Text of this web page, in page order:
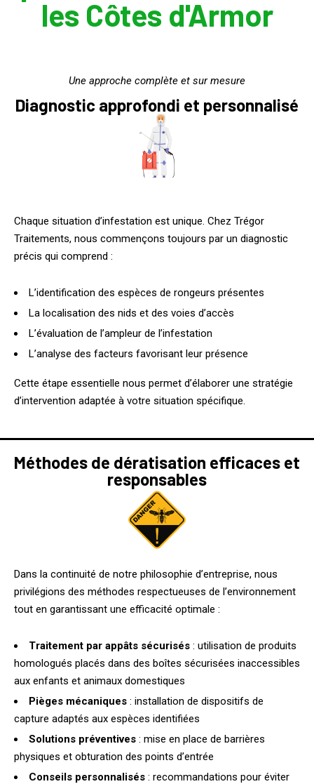
les Côtes d'Armor
Une approche complète et sur mesure
Diagnostic approfondi et personnalisé
Chaque situation d’infestation est unique. Chez Trégor
Traitements, nous commençons toujours par un diagnostic
précis qui comprend :
L’identification des espèces de rongeurs présentes
La localisation des nids et des voies d’accès
L’évaluation de l’ampleur de l’infestation
L’analyse des facteurs favorisant leur présence
Cette étape essentielle nous permet d’élaborer une stratégie
d’intervention adaptée à votre situation spécifique.
Méthodes de dératisation efficaces et
responsables
Dans la continuité de notre philosophie d’entreprise, nous
privilégions des méthodes respectueuses de l’environnement
tout en garantissant une efficacité optimale :
Traitement par appâts sécurisés : utilisation de produits
homologués placés dans des boîtes sécurisées inaccessibles
aux enfants et animaux domestiques
Pièges mécaniques : installation de dispositifs de
capture adaptés aux espèces identifiées
Solutions préventives : mise en place de barrières
physiques et obturation des points d’entrée
Conseils personnalisés : recommandations pour éviter